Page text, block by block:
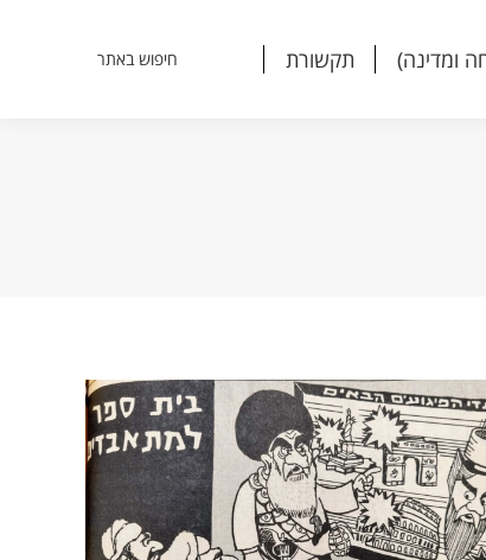
ומדינה) תקשורת Search:
חיפוש באתר